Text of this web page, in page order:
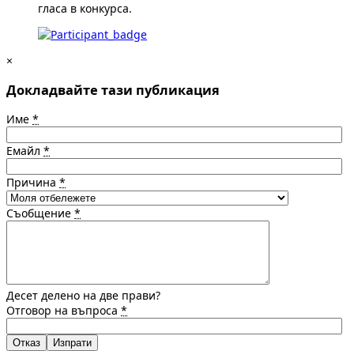
гласа в конкурса.
×
Докладвайте тази публикация
Име *
Емайл *
Причина *
Съобщение *
Десет делено на две прави?
Отговор на въпроса *
Отказ